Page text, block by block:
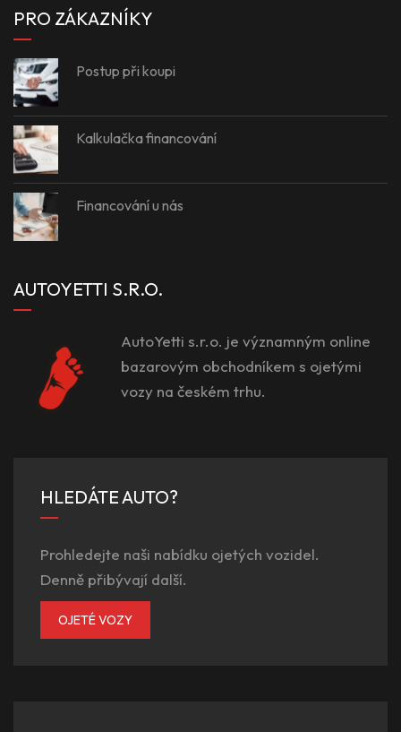
PRO ZÁKAZNÍKY
Postup při koupi
Kalkulačka financování
Financování u nás
AUTOYETTI S.R.O.
AutoYetti s.r.o. je významným online
bazarovým obchodníkem s ojetými
vozy na českém trhu.
HLEDÁTE AUTO?
Prohledejte naši nabídku ojetých vozidel.
Denně přibývají další.
OJETÉ VOZY